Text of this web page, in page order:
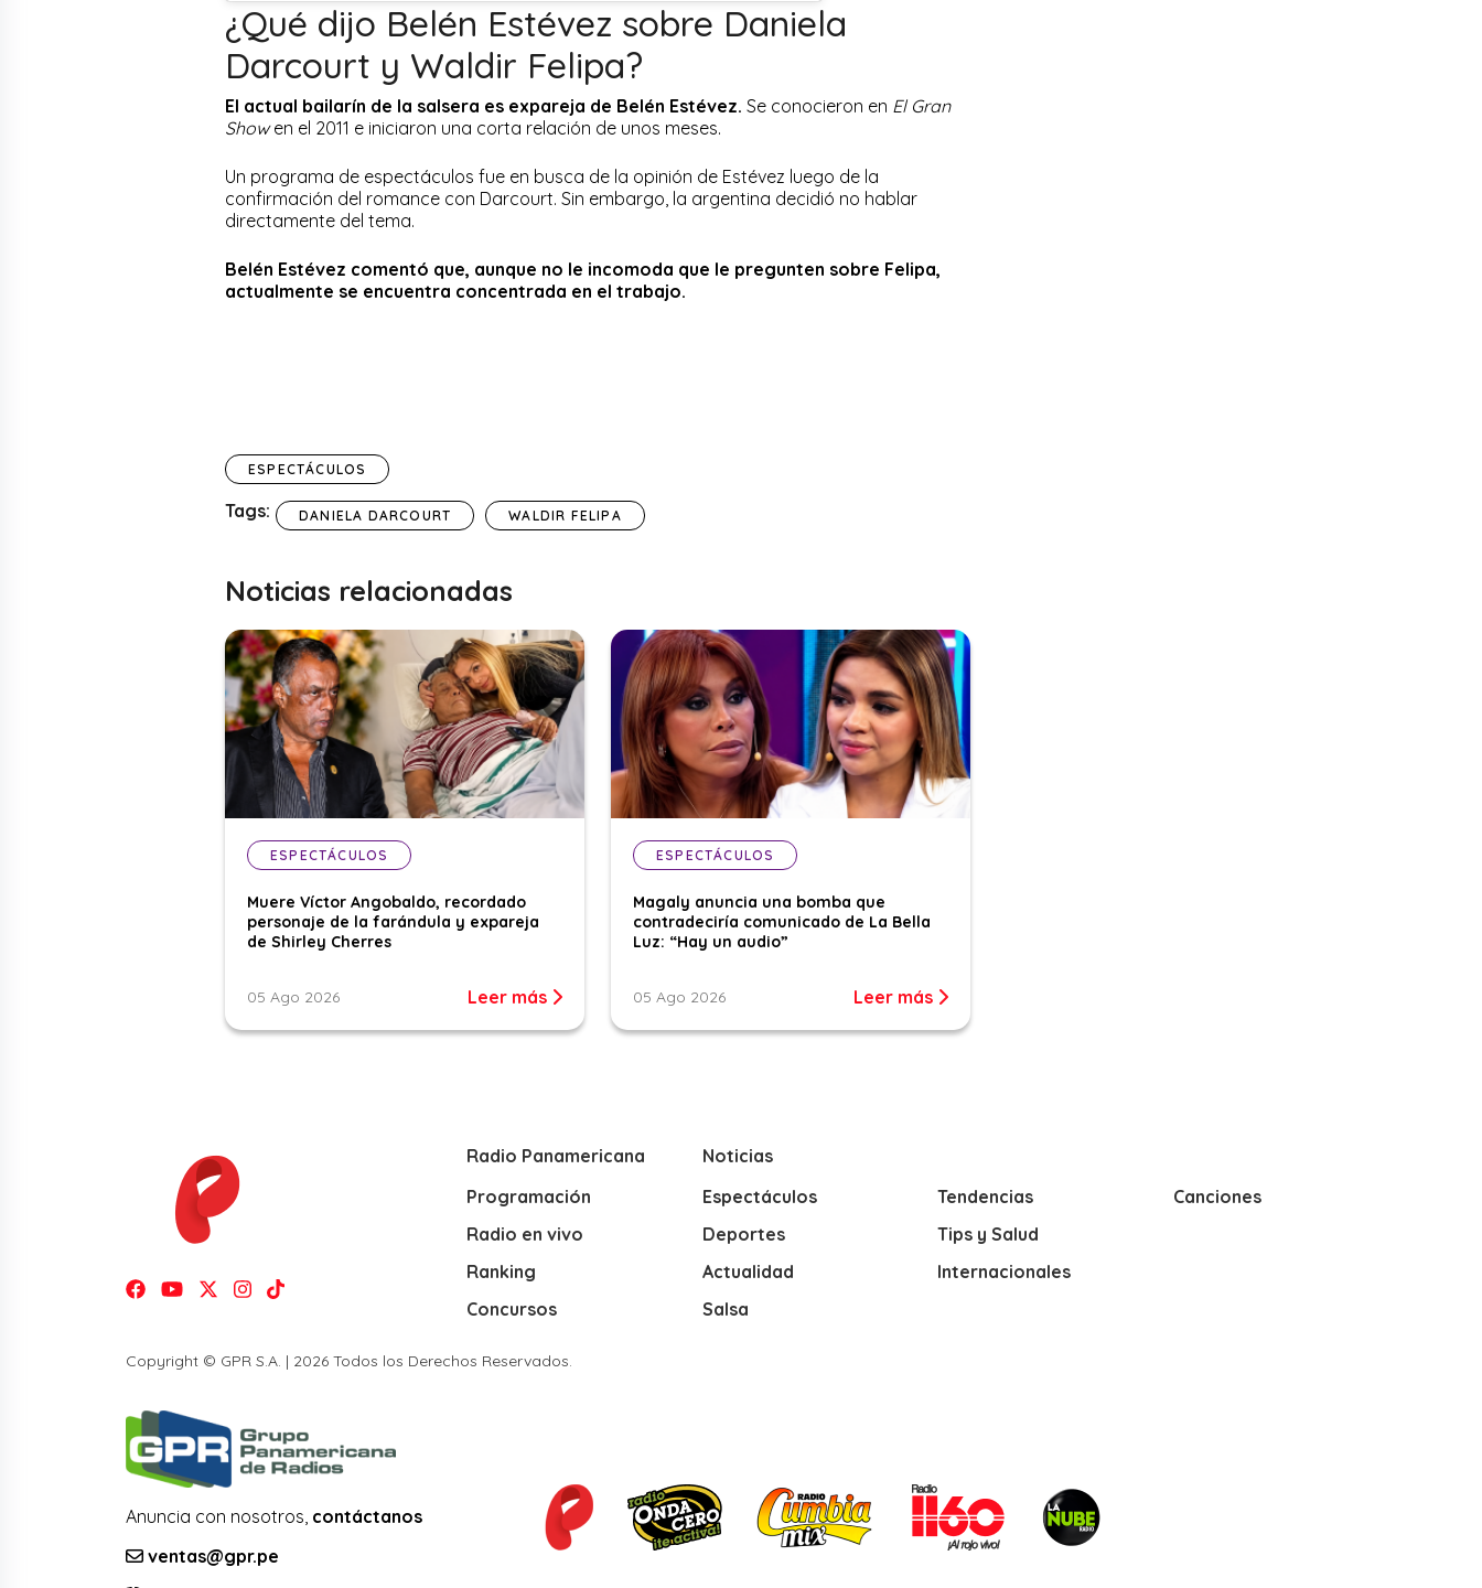
¿Qué dijo Belén Estévez sobre Daniela
Darcourt y Waldir Felipa?
El actual bailarín de la salsera es expareja de Belén Estévez. Se conocieron en El Gran
Showen el 2011 e iniciaron una corta relación de unos meses.
Un programa de espectáculos fue en busca de la opinión de Estévez luego de la
confirmación del romance con Darcourt. Sin embargo, la argentina decidió no hablar
directamente del tema.
Belén Estévez comentó que, aunque no le incomoda que le pregunten sobre Felipa,
actualmente se encuentra concentrada en el trabajo.
ESPECTÁCULOS
Tags: DANIELA DARCOURT WALDIR FELIPA
Noticias relacionadas
ESPECTÁCULOS
Muere Víctor Angobaldo, recordado
personaje de la farándula y expareja
de Shirley Cherres
05 Ago 2026 Leer más
ESPECTÁCULOS
Magaly anuncia una bomba que
contradeciría comunicado de La Bella
Luz: “Hay un audio”
05 Ago 2026 Leer más
Radio Panamericana
Programación
Radio en vivo
Ranking
Concursos
Noticias
Espectáculos
Deportes
Actualidad
Salsa
Tendencias
Tips y Salud
Internacionales
Canciones
Copyright © GPR S.A. | 2026 Todos los Derechos Reservados.
Anuncia con nosotros, contáctanos
ventas@gpr.pe